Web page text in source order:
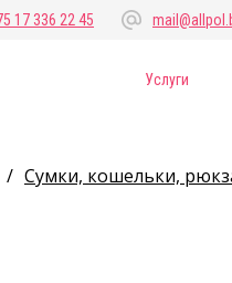
17 336 22 45
Услуги
/ Сумки, кошельки,